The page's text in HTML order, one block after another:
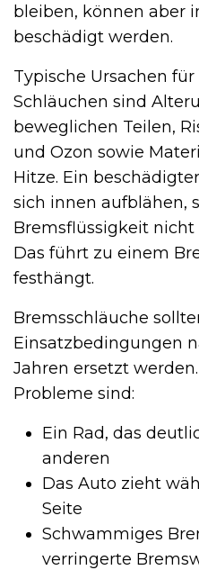
bleiben, können aber
beschädigt werden.
Typische Ursachen
Schläuchen sind
beweglichen Teilen,
und Ozon sowie
Hitze. Ein
sich innen aufblähen,
Bremsflüssigkeit
Das führt zu einem
festhängt.
Bremsschläuche
Einsatzbedingungen
Jahren ersetzt
Probleme sind:
Ein Rad, das
anderen
Das Auto zieht
Seite
Schwammiges
verringerte